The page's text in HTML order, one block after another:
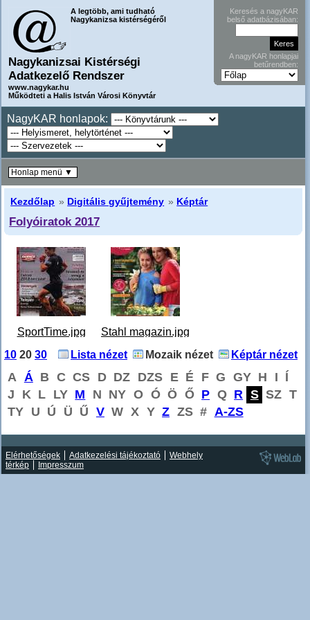
A legtöbb, ami tudható
Nagykanizsa kistérségéről
Nagykanizsai Kistérségi
Adatkezelő Rendszer
www.nagykar.hu
Működteti a Halis István Városi Könyvtár
Keresés a nagyKAR
belső adatbázisában:
A nagyKAR honlapjai
betűrendben:
NagyKAR honlapok:
Kezdőlap » Digitális gyűjtemény » Képtár
Folyóiratok 2017
SportTime.jpg
Stahl magazin.jpg
10 20 30 Lista nézet Mozaik nézet Képtár nézet
A Á B C CS D DZ DZS E É F G GY H I Í
J
K L LY M N NY O Ó Ö Ő P Q R S SZ T
TY U Ú Ü Ű V W X Y Z ZS # A-ZS
Honlap menü ▼
Elérhetőségek Adatkezelési tájékoztató
Webhely
térkép
Impresszum